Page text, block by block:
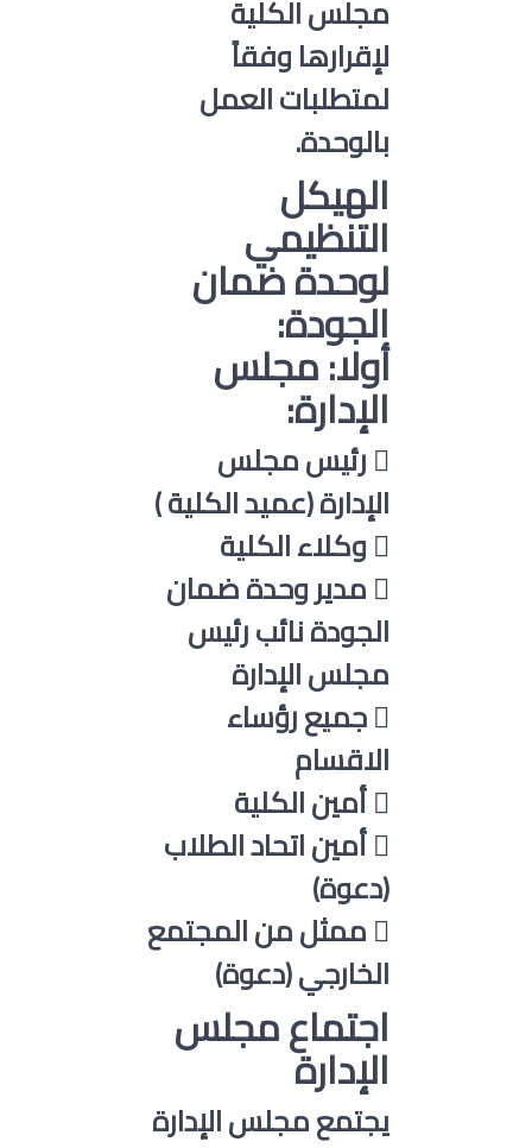
مجلس الكلية
لإقرارها وفقاً
لمتطلبات العمل
بالوحدة.
الهيكل
التنظيمي
لوحدة ضمان
الجودة:
أولا: مجلس
الإدارة:
 رئيس مجلس
الإدارة (عميد الكلية )
 وكلاء الكلية
 مدير وحدة ضمان
الجودة نائب رئيس
مجلس الإدارة
 جميع رؤساء
الاقسام
 أمين الكلية
 أمين اتحاد الطلاب
(دعوة)
 ممثل من المجتمع
الخارجي (دعوة)
اجتماع مجلس
الإدارة
يجتمع مجلس الإدارة